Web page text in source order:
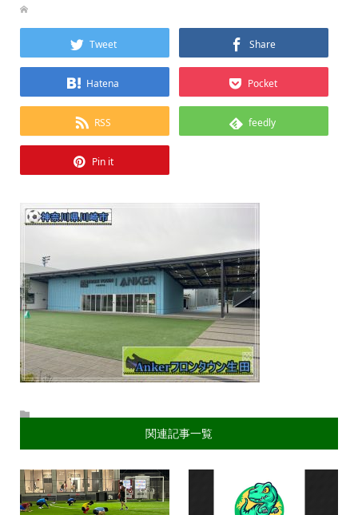
Tweet Share
Hatena Pocket
RSS feedly
Pin it
関連記事一覧